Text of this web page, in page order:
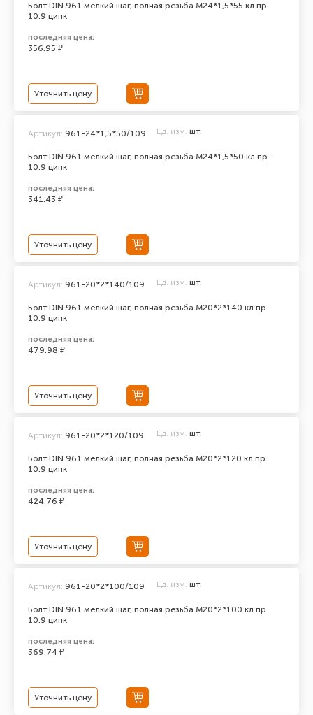
Болт DIN 961 мелкий шаг, полная резьба M24*1,5*55 кл.пр.
10.9 цинк
последняя цена:
356.95 ₽
Уточнить цену
Болт DIN 961 мелкий шаг, полная резьба M24*1,5*50 кл.пр.
10.9 цинк
Артикул: 961-24*1,5*50/109 Ед. изм. шт.
последняя цена:
341.43 ₽
Уточнить цену
Болт DIN 961 мелкий шаг, полная резьба M20*2*140 кл.пр.
10.9 цинк
Артикул: 961-20*2*140/109 Ед. изм. шт.
последняя цена:
479.98 ₽
Уточнить цену
Болт DIN 961 мелкий шаг, полная резьба M20*2*120 кл.пр.
10.9 цинк
Артикул: 961-20*2*120/109 Ед. изм. шт.
последняя цена:
424.76 ₽
Уточнить цену
Болт DIN 961 мелкий шаг, полная резьба M20*2*100 кл.пр.
10.9 цинк
Артикул: 961-20*2*100/109 Ед. изм. шт.
последняя цена:
369.74 ₽
Уточнить цену